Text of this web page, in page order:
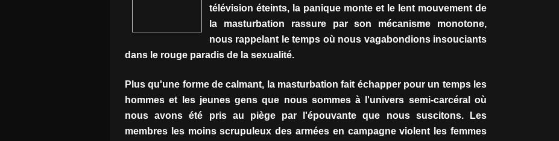
télévision éteints, la panique monte et le lent mouvement de
la masturbation rassure par son mécanisme monotone,
nous rappelant le temps où nous vagabondions insouciants
dans le rouge paradis de la sexualité.
Plus qu'une forme de calmant, la masturbation fait échapper pour un temps les
hommes et les jeunes gens que nous sommes à l'univers semi-carcéral où
nous avons été pris au piège par l'épouvante que nous suscitons. Les
membres les moins scrupuleux des armées en campagne violent les femmes